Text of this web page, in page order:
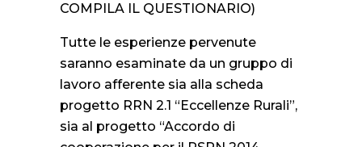
COMPILA IL QUESTIONARIO)
Tutte le esperienze pervenute
saranno esaminate da un gruppo di
lavoro afferente sia alla scheda
progetto RRN 2.1 “Eccellenze Rurali”,
sia al progetto “Accordo di